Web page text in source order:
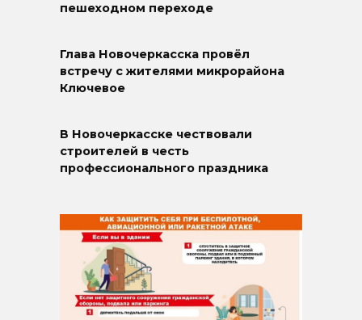
пешеходном переходе
Глава Новочеркасска провёл
встречу с жителями микрорайона
Ключевое
В Новочеркасске чествовали
строителей в честь
профессионального праздника